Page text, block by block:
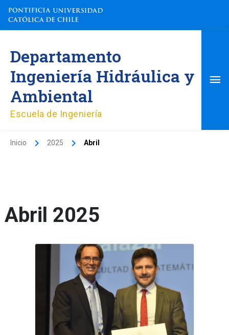
contenido
Departamento
Ingeniería Hidráulica y
Ambiental
Escuela de Ingeniería
Inicio 2025 Abril
Abril 2025
recibe
Premio